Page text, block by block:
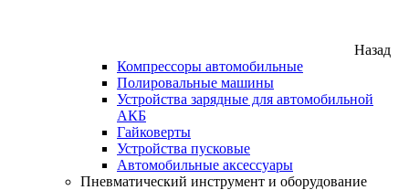
Назад
Компрессоры автомобильные
Полировальные машины
Устройства зарядные для автомобильной
АКБ
Гайковерты
Устройства пусковые
Автомобильные аксессуары
Пневматический инструмент и оборудование